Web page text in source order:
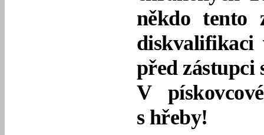
někdo tento
diskvalifikaci
před
V
s hřeby!